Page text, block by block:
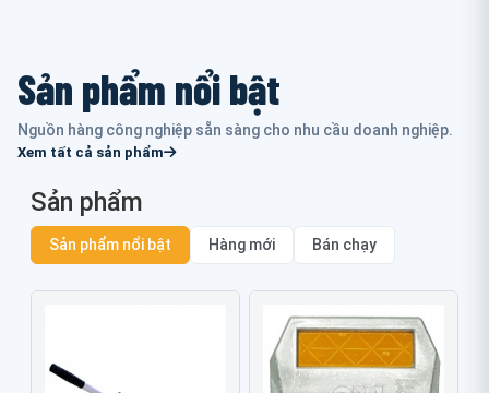
Sản phẩm nổi bật
Nguồn hàng công nghiệp sẵn sàng cho nhu cầu doanh nghiệp.
Xem tất cả sản phẩm
Sản phẩm
Sản phẩm nổi bật Hàng mới Bán chạy